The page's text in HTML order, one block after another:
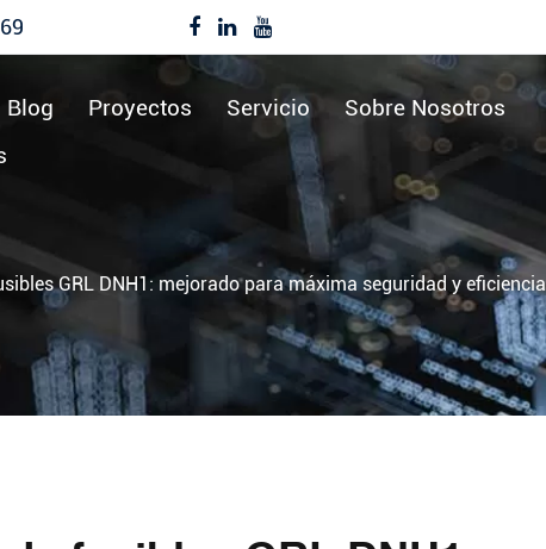
Blog Proyectos Servicio
Sobre Nosotros
GRL DNH1: mejorado para máxima seguridad y eficiencia